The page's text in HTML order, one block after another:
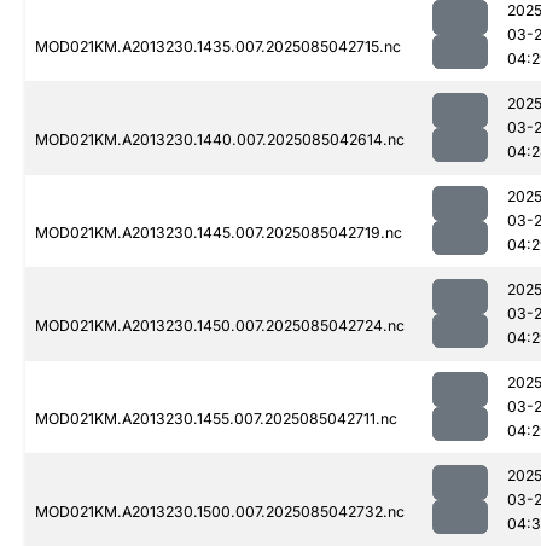
MOD021KM.A2013230.1435.007.2025085042715.nc
03-
MOD021KM.A2013230.1440.007.2025085042614.nc
03-
MOD021KM.A2013230.1445.007.2025085042719.nc
03-
MOD021KM.A2013230.1450.007.2025085042724.nc
03-
MOD021KM.A2013230.1455.007.2025085042711.nc
03-
MOD021KM.A2013230.1500.007.2025085042732.nc
03-